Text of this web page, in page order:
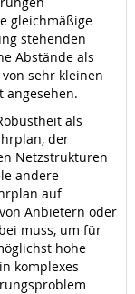
gleichmäßige
stehenden
Abstände als
sehr kleinen
angesehen.
als
der
Netzstrukturen
andere
auf
Anbietern oder
muss, um für
hohe
komplexes